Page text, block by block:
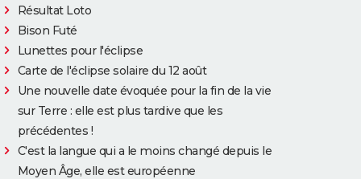
Résultat Loto
Bison Futé
Lunettes pour l'éclipse
Carte de l'éclipse solaire du 12 août
Une nouvelle date évoquée pour la fin de la vie
sur Terre : elle est plus tardive que les
précédentes !
C'est la langue qui a le moins changé depuis le
Moyen Âge, elle est européenne